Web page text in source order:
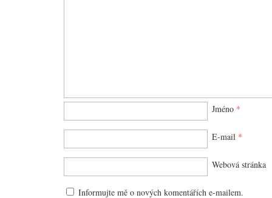
Jméno *
E-mail *
Webová stránka
Informujte mě o nových komentářích e-mailem.